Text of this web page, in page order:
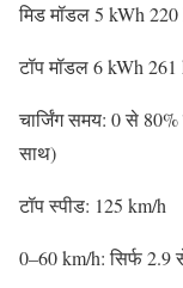
मिड मॉडल 5 kWh
टॉप मॉडल 6 kWh
चार्जिंग समय: 0 से
साथ)
टॉप स्पीड: 125 km/h
0–60 km/h: सिर्फ